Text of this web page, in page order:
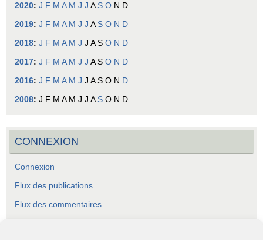
2020: J F M A M J J A S O N D
2019: J F M A M J J A S O N D
2018: J F M A M J J A S O N D
2017: J F M A M J J A S O N D
2016: J F M A M J J A S O N D
2008: J F M A M J J A S O N D
CONNEXION
Connexion
Flux des publications
Flux des commentaires